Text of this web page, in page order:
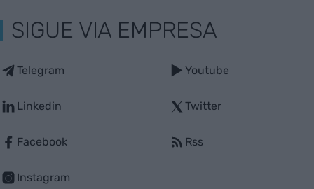
SIGUE VIA EMPRESA
Telegram
Linkedin
Facebook
Instagram
Youtube
Twitter
Rss